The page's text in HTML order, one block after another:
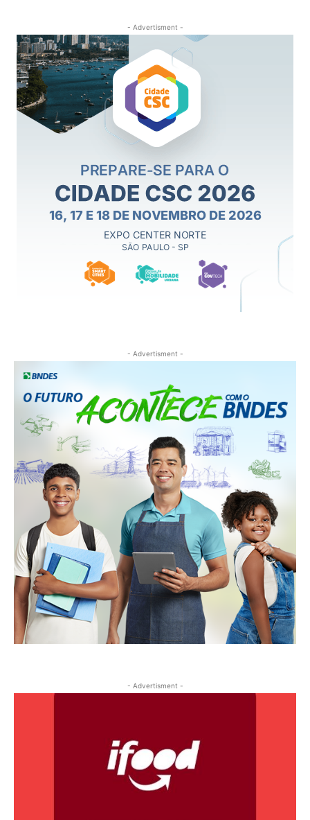
- Advertisment -
- Advertisment -
- Advertisment -